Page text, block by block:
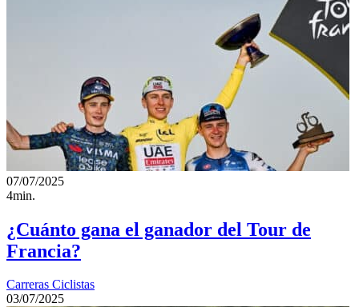
07/07/2025
4min.
¿Cuánto gana el ganador del Tour de
Francia?
Carreras Ciclistas
03/07/2025